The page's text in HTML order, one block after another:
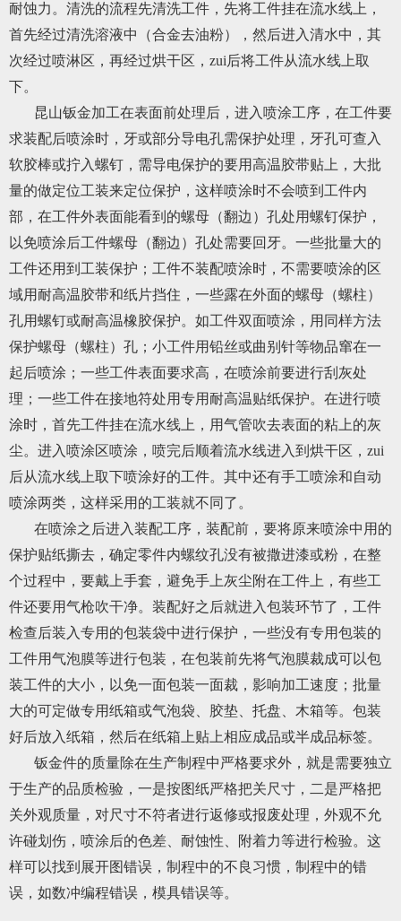
耐蚀力。清洗的流程先清洗工件，先将工件挂在流水线上，
首先经过清洗溶液中（合金去油粉），然后进入清水中，其
次经过喷淋区，再经过烘干区，zui后将工件从流水线上取
下。
昆山钣金加工在表面前处理后，进入喷涂工序，在工件要
求装配后喷涂时，牙或部分导电孔需保护处理，牙孔可查入
软胶棒或拧入螺钉，需导电保护的要用高温胶带贴上，大批
量的做定位工装来定位保护，这样喷涂时不会喷到工件内
部，在工件外表面能看到的螺母（翻边）孔处用螺钉保护，
以免喷涂后工件螺母（翻边）孔处需要回牙。一些批量大的
工件还用到工装保护；工件不装配喷涂时，不需要喷涂的区
域用耐高温胶带和纸片挡住，一些露在外面的螺母（螺柱）
孔用螺钉或耐高温橡胶保护。如工件双面喷涂，用同样方法
保护螺母（螺柱）孔；小工件用铅丝或曲别针等物品窜在一
起后喷涂；一些工件表面要求高，在喷涂前要进行刮灰处
理；一些工件在接地符处用专用耐高温贴纸保护。在进行喷
涂时，首先工件挂在流水线上，用气管吹去表面的粘上的灰
尘。进入喷涂区喷涂，喷完后顺着流水线进入到烘干区，zui
后从流水线上取下喷涂好的工件。其中还有手工喷涂和自动
喷涂两类，这样采用的工装就不同了。
在喷涂之后进入装配工序，装配前，要将原来喷涂中用的
保护贴纸撕去，确定零件内螺纹孔没有被撒进漆或粉，在整
个过程中，要戴上手套，避免手上灰尘附在工件上，有些工
件还要用气枪吹干净。装配好之后就进入包装环节了，工件
检查后装入专用的包装袋中进行保护，一些没有专用包装的
工件用气泡膜等进行包装，在包装前先将气泡膜裁成可以包
装工件的大小，以免一面包装一面裁，影响加工速度；批量
大的可定做专用纸箱或气泡袋、胶垫、托盘、木箱等。包装
好后放入纸箱，然后在纸箱上贴上相应成品或半成品标签。
钣金件的质量除在生产制程中严格要求外，就是需要独立
于生产的品质检验，一是按图纸严格把关尺寸，二是严格把
关外观质量，对尺寸不符者进行返修或报废处理，外观不允
许碰划伤，喷涂后的色差、耐蚀性、附着力等进行检验。这
样可以找到展开图错误，制程中的不良习惯，制程中的错
误，如数冲编程错误，模具错误等。